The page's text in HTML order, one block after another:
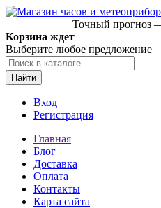
Точный прогноз
Корзина ждет
Выберите любое предложение
Найти
Вход
Регистрация
Главная
Блог
Доставка
Оплата
Контакты
Карта сайта